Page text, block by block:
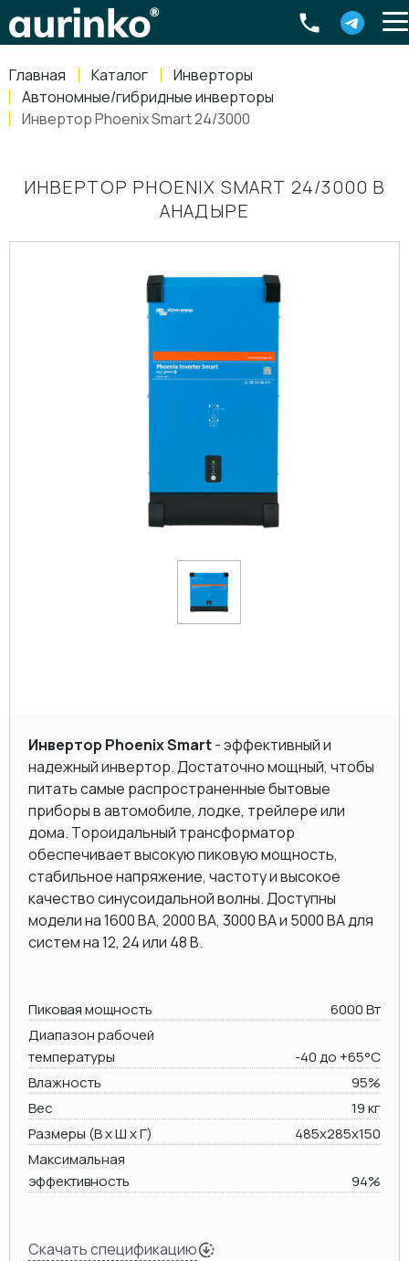
Главная Каталог
Инверторы
Автономные/гибридные инверторы
Инвертор Phoenix Smart 24/3000
ИНВЕРТОР PHOENIX SMART 24/3000 В
АНАДЫРЕ
Инвертор Phoenix Smart- эффективный и
надежный инвертор. Достаточно мощный, чтобы
питать самые распространенные бытовые
приборы в автомобиле, лодке, трейлере или
дома. Тороидальный трансформатор
обеспечивает высокую пиковую мощность,
стабильное напряжение, частоту и высокое
качество синусоидальной волны. Доступны
модели на 1600 ВА, 2000 BA, 3000 BA и 5000 ВА для
систем на 12, 24 или 48 В.
Пиковая мощность
6000 Вт
Диапазон рабочей
температуры
-40 до +65°C
Влажность
95%
Вес
19 кг
Размеры (В х Ш х Г)
485x285x150
Максимальная
эффективность
94%
Скачать спецификацию
Россия, Свердловская область Екатеринбург ,
8-800-770-79-40